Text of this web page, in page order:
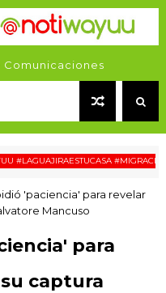
#MIGRACIÓN
'paciencia' para revelar
Mancuso
para
captura